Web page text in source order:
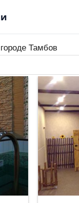
Тамбов
баня